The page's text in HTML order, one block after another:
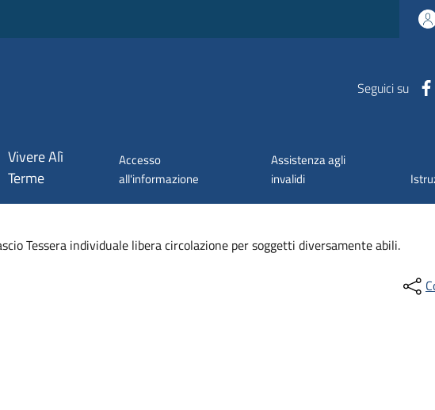
Seguici su
Vivere Alì
Terme
Accesso
all'informazione
Assistenza agli
invalidi
Tessera individuale libera circolazione per soggetti diversamente abili.